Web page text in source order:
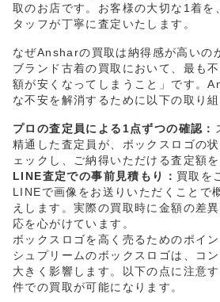
取のお店です。お客様の大切な1着を
タッフが丁寧に査定いたします。
なぜAnsharの買取は納得感が高いの
ブランド古着の買取において、最も
額が安くなってしまうこと」です。
な不安を解消するために以下の取り
プロの査定員による1点ずつの確認：
精通した査定員が、ボックスロゴの
ェックし、ご納得いただける査定額を
LINE査定での事前見積もり： 買取を
LINEで画像をお送りいただくことで
えします。実際の買取時に金額の差
応を心がけています。
ボックスロゴを高く売るためのポイン
シュプリームのボックスロゴは、コ
大きく影響します。以下の点に注意
件での買取が可能になります。